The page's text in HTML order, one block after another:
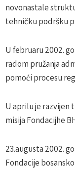
novonastale
tehničku podršku
U februaru 2002.
radom pružanja
pomoći procesu
U aprilu je razvijen
misija Fondacijhe
23.augusta 2002.
Fondacije